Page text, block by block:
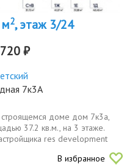
м2, этаж 3/24
₽
7к3А
строящемся доме дом 7к3а,
37.2 кв.м., на 3 этаже.
res development
звёздная улица, 7к3а
В избранное